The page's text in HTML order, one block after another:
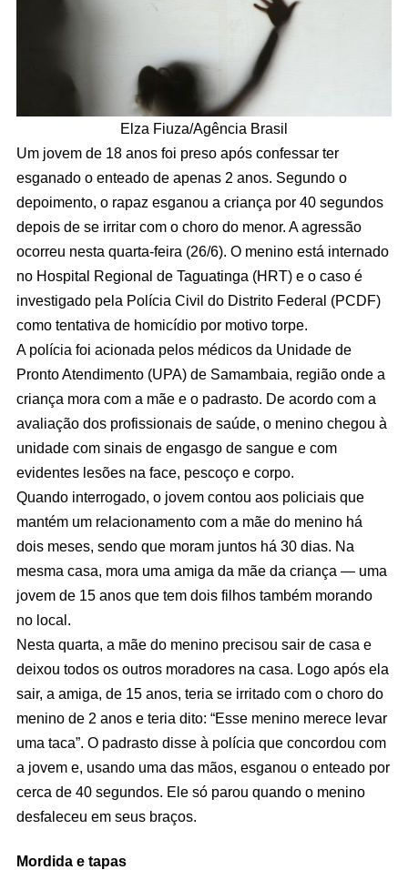
Elza Fiuza/Agência Brasil
Um jovem de 18 anos foi preso após confessar ter
esganado o enteado de apenas 2 anos. Segundo o
depoimento, o rapaz esganou a criança por 40 segundos
depois de se irritar com o choro do menor. A agressão
ocorreu nesta quarta-feira (26/6). O menino está internado
no Hospital Regional de Taguatinga (HRT) e o caso é
investigado pela Polícia Civil do Distrito Federal (PCDF)
como tentativa de homicídio por motivo torpe.
A polícia foi acionada pelos médicos da Unidade de
Pronto Atendimento (UPA) de Samambaia, região onde a
criança mora com a mãe e o padrasto. De acordo com a
avaliação dos profissionais de saúde, o menino chegou à
unidade com sinais de engasgo de sangue e com
evidentes lesões na face, pescoço e corpo.
Quando interrogado, o jovem contou aos policiais que
mantém um relacionamento com a mãe do menino há
dois meses, sendo que moram juntos há 30 dias. Na
mesma casa, mora uma amiga da mãe da criança — uma
jovem de 15 anos que tem dois filhos também morando
no local.
Nesta quarta, a mãe do menino precisou sair de casa e
deixou todos os outros moradores na casa. Logo após ela
sair, a amiga, de 15 anos, teria se irritado com o choro do
menino de 2 anos e teria dito: “Esse menino merece levar
uma taca”. O padrasto disse à polícia que concordou com
a jovem e, usando uma das mãos, esganou o enteado por
cerca de 40 segundos. Ele só parou quando o menino
desfaleceu em seus braços.
Mordida e tapas